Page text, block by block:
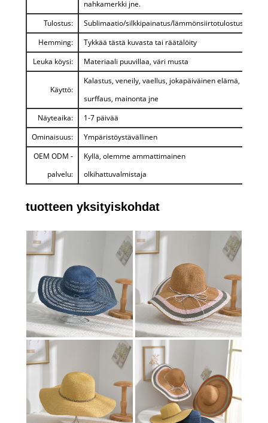
nahkamerkki jne.
Tulostus:
Sublimaatio/silkkipainatus/lämmönsiirtotulostus
Hemming:
Tykkää tästä kuvasta tai räätälöity
Leuka köysi:
Materiaali puuvillaa, väri musta
Käyttö:
Kalastus, veneily, vaellus, jokapäiväinen elämä,
surffaus, mainonta jne
Näyteaika:
1-7 päivää
Ominaisuus:
Ympäristöystävällinen
OEM ODM -
palvelu:
Kyllä, olemme ammattimainen
olkihattuvalmistaja
tuotteen yksityiskohdat